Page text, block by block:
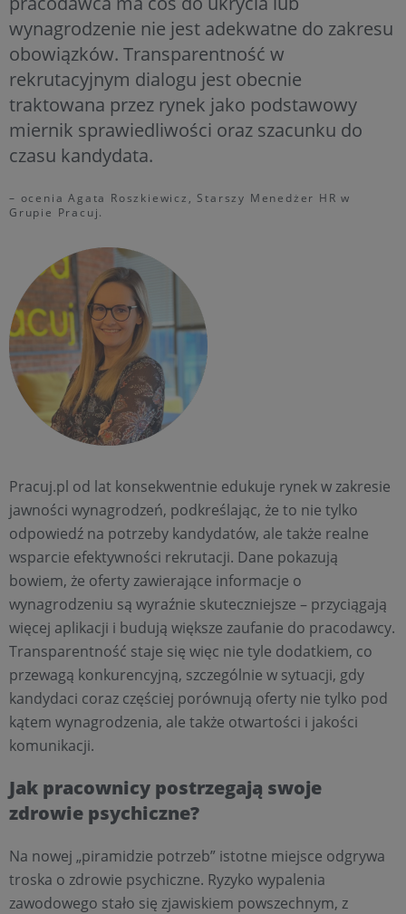
wynagrodzenie nie jest adekwatne do zakresu
obowiązków. Transparentność w
rekrutacyjnym dialogu jest obecnie
traktowana przez rynek jako podstawowy
miernik sprawiedliwości oraz szacunku do
czasu kandydata.
– ocenia Agata Roszkiewicz, Starszy Menedżer HR w
Grupie Pracuj.
Pracuj.pl od lat konsekwentnie edukuje rynek w zakresie
jawności wynagrodzeń, podkreślając, że to nie tylko
odpowiedź na potrzeby kandydatów, ale także realne
wsparcie efektywności rekrutacji. Dane pokazują
bowiem, że oferty zawierające informacje o
wynagrodzeniu są wyraźnie skuteczniejsze – przyciągają
więcej aplikacji i budują większe zaufanie do pracodawcy.
Transparentność staje się więc nie tyle dodatkiem, co
przewagą konkurencyjną, szczególnie w sytuacji, gdy
kandydaci coraz częściej porównują oferty nie tylko pod
kątem wynagrodzenia, ale także otwartości i jakości
komunikacji.
Jak pracownicy postrzegają swoje
zdrowie psychiczne?
Na nowej „piramidzie potrzeb” istotne miejsce odgrywa
troska o zdrowie psychiczne. Ryzyko wypalenia
zawodowego stało się zjawiskiem powszechnym, z